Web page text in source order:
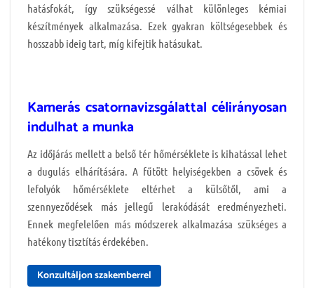
hatásfokát, így szükségessé válhat különleges kémiai
készítmények alkalmazása. Ezek gyakran költségesebbek és
hosszabb ideig tart, míg kifejtik hatásukat.
Kamerás csatornavizsgálattal célirányosan
indulhat a munka
Az időjárás mellett a belső tér hőmérséklete is kihatással lehet
a dugulás elhárítására. A fűtött helyiségekben a csövek és
lefolyók hőmérséklete eltérhet a külsőtől, ami a
szennyeződések más jellegű lerakódását eredményezheti.
Ennek megfelelően más módszerek alkalmazása szükséges a
hatékony tisztítás érdekében.
Konzultáljon szakemberrel